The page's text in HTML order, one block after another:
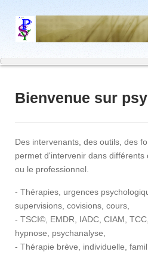
Bienvenue sur
Des intervenants, des outils, des
permet d'intervenir dans
ou le professionnel.
- Thérapies, urgences
supervisions, covisions, cours,
- TSCI©, EMDR, IADC, CIAM,
hypnose, psychanalyse,
- Thérapie brève, individuelle,